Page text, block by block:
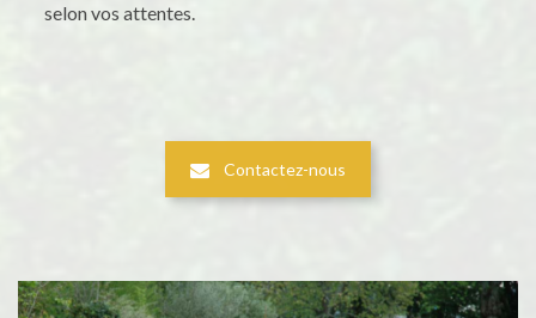
selon vos attentes.
Contactez-nous